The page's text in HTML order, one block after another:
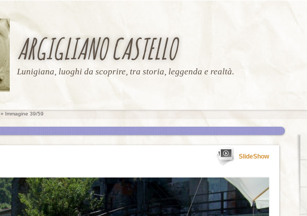
ARGIGLIANO CASTELLO
Lunigiana, luoghi da scoprire, tra storia, leggenda e realtà.
» Immagine 39/59
SlideShow